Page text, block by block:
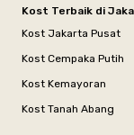
Kost Terbaik di
Kost Jakarta Pusat
Kost Cempaka Putih
Kost Kemayoran
Kost Tanah Abang